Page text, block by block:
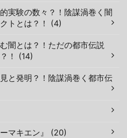
実験の数々？！陰謀渦巻く闇
トとは？！ (4)
闇とは？！ただの都市伝説
！ (14)
と発明？！陰謀渦巻く都市伝
マキエン』 (20)